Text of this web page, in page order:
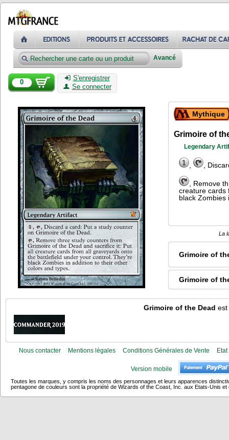
Avancé
0
S'enregistrer
Se connecter
Mythique
Grimoire of
Legendary
,
, Remove
creature cards
black Zombies
La
Grimoire of
Grimoire of
Grimoire of the Dead est
Nous contacter Mentions légales Conditions Générales de Vente
Version mobile
Toutes les marques, y compris les noms des personnages et leurs apparences
pentagone de couleurs sont la propriété de Wizards of the Coast, Inc. aux Etats-Unis